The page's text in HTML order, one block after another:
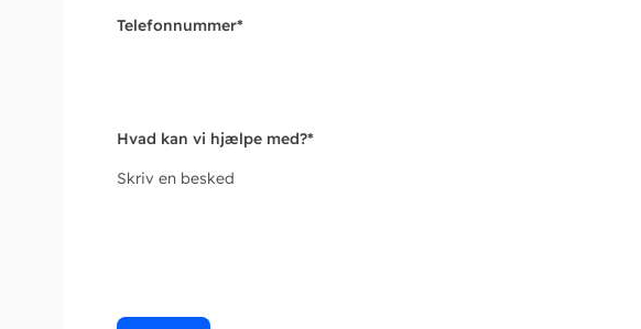
Telefonnummer*
Hvad kan vi hjælpe med?*
Skriv en besked